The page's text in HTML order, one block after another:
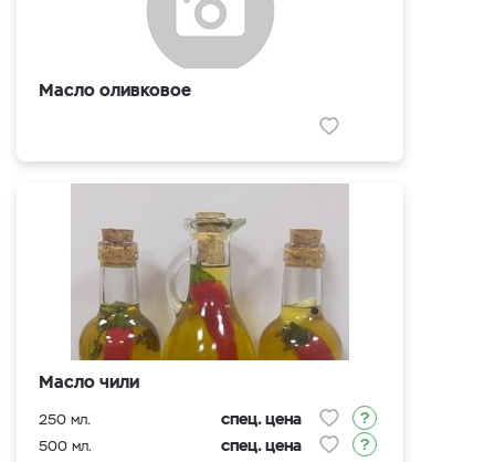
Масло оливковое
Масло чили
250 мл. спец. цена
500 мл. спец. цена